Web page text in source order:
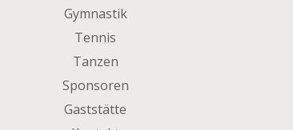
Gymnastik
Tennis
Tanzen
Sponsoren
Gaststätte